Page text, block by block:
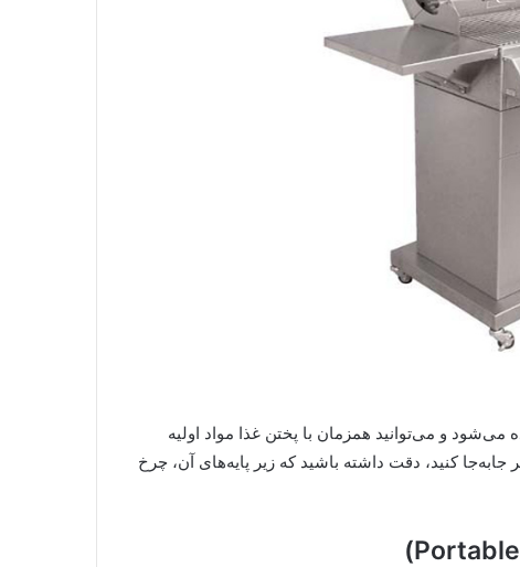
و می‌توانید همزمان با پختن غذا مواد اولیه
کنید، دقت داشته باشید که زیر پایه‌های آن، چرخ